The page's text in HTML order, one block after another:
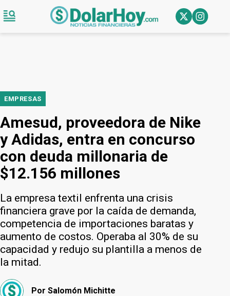
EMPRESAS
Amesud, proveedora de Nike
y Adidas, entra en concurso
con deuda millonaria de
$12.156 millones
La empresa textil enfrenta una crisis
financiera grave por la caída de demanda,
competencia de importaciones baratas y
aumento de costos. Operaba al 30% de su
capacidad y redujo su plantilla a menos de
la mitad.
Por Salomón Michitte